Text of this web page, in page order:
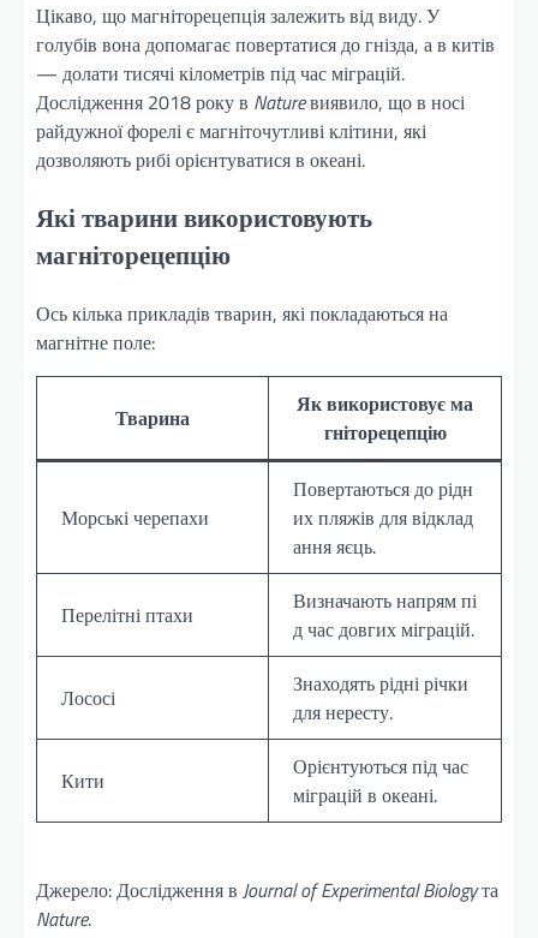
Цікаво, що магніторецепція залежить від виду. У
голубів вона допомагає повертатися до гнізда, а в китів
— долати тисячі кілометрів під час міграцій.
Дослідження 2018 року в Natureвиявило, що в носі
райдужної форелі є магніточутливі клітини, які
дозволяють рибі орієнтуватися в океані.
Які тварини використовують
магніторецепцію
Ось кілька прикладів тварин, які покладаються на
магнітне поле:
Тварина
Як використовує ма
гніторецепцію
Морські черепахи
Повертаються до рідн
их пляжів для відклад
ання яєць.
Перелітні птахи
Визначають напрям пі
д час довгих міграцій.
Лососі
Знаходять рідні річки
для нересту.
Кити
Орієнтуються під час
міграцій в океані.
Джерело: Дослідження в Journal of Experimental Biologyта
Nature.